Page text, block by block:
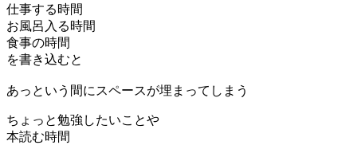
仕事する時間
お風呂入る時間
食事の時間
を書き込むと
あっという間にスペースが埋まってしまう
ちょっと勉強したいことや
本読む時間